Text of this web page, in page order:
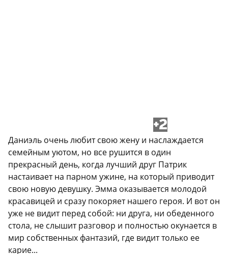
+2
Даниэль очень любит свою жену и наслаждается
семейным уютом, но все рушится в один
прекрасный день, когда лучший друг Патрик
настаивает на парном ужине, на который приводит
свою новую девушку. Эмма оказывается молодой
красавицей и сразу покоряет нашего героя. И вот он
уже не видит перед собой: ни друга, ни обеденного
стола, не слышит разговор и полностью окунается в
мир собственных фантазий, где видит только ее
карие...